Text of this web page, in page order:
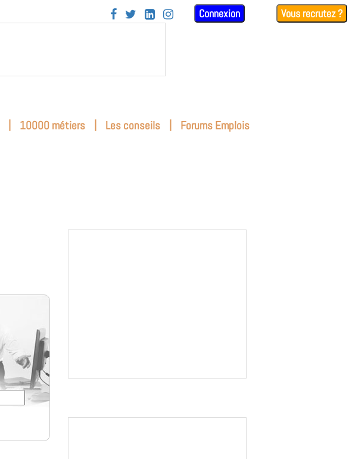
    Connexion Vous recrutez ?
| 10000 métiers | Les conseils | Forums Emplois